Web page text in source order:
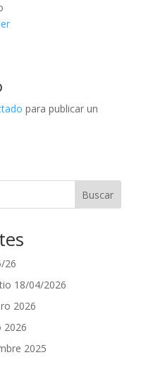
para publicar un
Buscar
26
18/04/2026
2026
2026
2025